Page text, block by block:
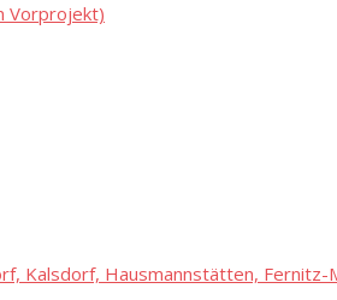
Vorprojekt)
Kalsdorf, Hausmannstätten, Fernitz-